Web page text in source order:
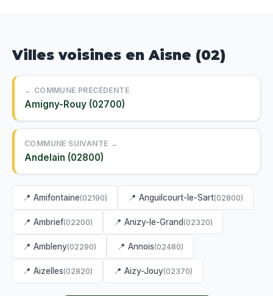
Villes voisines en Aisne (02)
← COMMUNE PRÉCÉDENTE
Amigny-Rouy (02700)
COMMUNE SUIVANTE →
Andelain (02800)
📍 Amifontaine(02190) 📍 Anguilcourt-le-Sart(02800)
📍 Ambrief(02200) 📍 Anizy-le-Grand(02320)
📍 Ambleny(02290) 📍 Annois(02480)
📍 Aizelles(02820) 📍 Aizy-Jouy(02370)